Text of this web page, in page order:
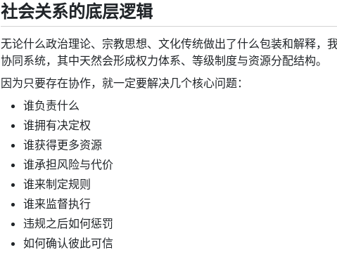
社会关系的底层逻辑
无论什么政治理论、宗教思想、文化传统做出了什么包装和解释
协同系统，其中天然会形成权力体系、等级制度与资源分配结构。
因为只要存在协作，就一定要解决几个核心问题：
谁负责什么
谁拥有决定权
谁获得更多资源
谁承担风险与代价
谁来制定规则
谁来监督执行
违规之后如何惩罚
如何确认彼此可信